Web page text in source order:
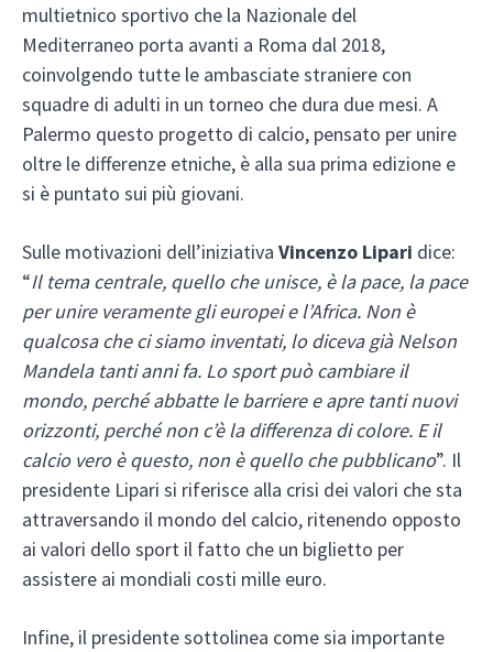
multietnico sportivo che la Nazionale del
Mediterraneo porta avanti a Roma dal 2018,
coinvolgendo tutte le ambasciate straniere con
squadre di adulti in un torneo che dura due mesi. A
Palermo questo progetto di calcio, pensato per unire
oltre le differenze etniche, è alla sua prima edizione e
si è puntato sui più giovani.
Sulle motivazioni dell’iniziativa Vincenzo Lipari dice:
“Il tema centrale, quello che unisce, è la pace, la pace
per unire veramente gli europei e l’Africa. Non è
qualcosa che ci siamo inventati, lo diceva già Nelson
Mandela tanti anni fa. Lo sport può cambiare il
mondo, perché abbatte le barriere e apre tanti nuovi
orizzonti, perché non c’è la differenza di colore. E il
calcio vero è questo, non è quello che pubblicano”. Il
presidente Lipari si riferisce alla crisi dei valori che sta
attraversando il mondo del calcio, ritenendo opposto
ai valori dello sport il fatto che un biglietto per
assistere ai mondiali costi mille euro.
Infine, il presidente sottolinea come sia importante